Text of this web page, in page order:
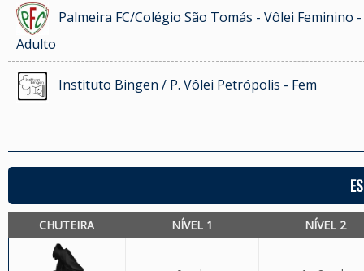
Palmeira FC/Colégio São Tomás - Vôlei Feminino -
Adulto
Instituto Bingen / P. Vôlei Petrópolis - Fem
CHUTEIRA NÍVEL 1 NÍVEL 2